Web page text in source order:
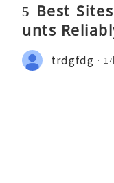
5 Best
unts
trdgfdg 1